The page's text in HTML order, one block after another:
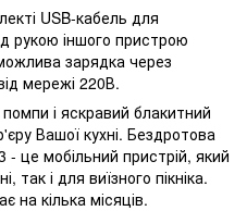
USB-кабель для
рукою іншого пристрою
зарядка через
мережі 220В.
і яскравий блакитний
Вашої кухні. Бездротова
це мобільний пристрій, який
так і для виїзного пікніка.
на кілька місяців.